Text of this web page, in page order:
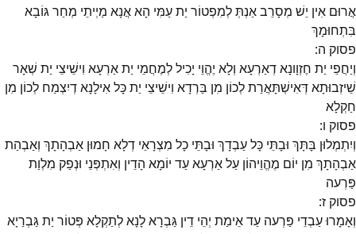
אֲרוּם אִין יֵשׁ מְסָרֵב אַנְתְּ לְמִפְטוֹר יַת עַמִּי הָא אֲנָא מַיְיתֵי מְחַר גּוֹבָא
בִּתְחוּמָךְ
פסוק ה:
וְיַחֲפֵי יַת חֶזְוָונָא דְאַרְעָא וְלָא יֶהֱוֵי יָכִיל לְמֶחֲמֵי יַת אַרְעָא וִישֵׁיצֵי יַת שְׁאָר
שֵׁיזְבוּתָא דְּאִישְׁתָּאֲרַת לְכוֹן מִן בַּרְדָא וִישֵׁיצֵי יַת כָּל אִילָנָא דְיִצְמַח לְכוֹן מִן
חַקְלָא
פסוק ו:
וְיִתְמְלוּן בָּתָּךְ וּבָתֵּי כָּל עַבְדָךְ וּבָתֵּי כָל מִצְרָאֵי דְלָא חָמוּן אַבְהָתָךְ וְאַבְהַת
אַבְהָתָךְ מִן יוֹם מֶהֱוֵיהוֹן עַל אַרְעָא עַד יוֹמָא הָדֵין וְאִתְפְּנֵי וּנְפַק מִלְוַת
פַּרְעה
פסוק ז:
וְאָמָרוּ עַבְדֵי פַּרְעה עַד אֵימַת יְהֵי דֵין גַּבְרָא לָנָא לְתַקְלָא פְּטוֹר יַת גַּבְרַיָא